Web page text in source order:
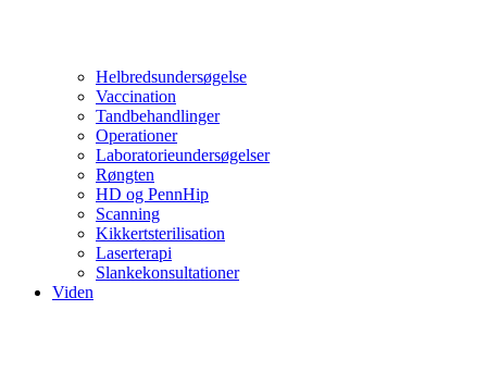
Helbredsundersøgelse
Vaccination
Tandbehandlinger
Operationer
Laboratorieundersøgelser
Røngten
HD og PennHip
Scanning
Kikkertsterilisation
Laserterapi
Slankekonsultationer
Viden